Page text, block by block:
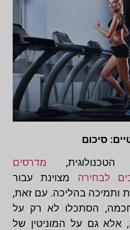
סיכום
מדרסים
לבחירה מצוינת עבור
ותמיכה בהליכה. עם זאת,
חכמה, הסתכלו לא רק על
אלא גם על המוניטין של